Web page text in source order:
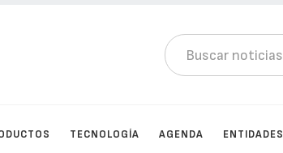
TECNOLOGÍA AGENDA ENTIDADES